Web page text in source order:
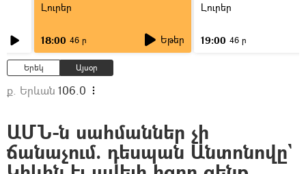
Լուրեր
18:00 46 ր Եթեր
Լուրեր
19:00 46 ր
Երեկ Այսօր
ք. Երևան 106.0
ԱՄՆ-ն սահմաններ չի
ճանաչում. դեսպան Անտոնովը`